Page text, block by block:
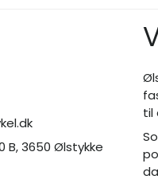
B, 3650 Ølstykke
til